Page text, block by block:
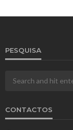
PESQUISA
CONTACTOS